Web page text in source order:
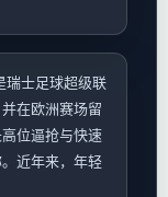
瑞士足球超级联
在欧洲赛场留
位逼抢与快速
近年来，年轻